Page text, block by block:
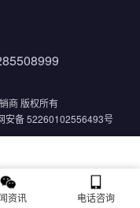
商 版权所有
安备 52260102556493号
资讯 电话咨询